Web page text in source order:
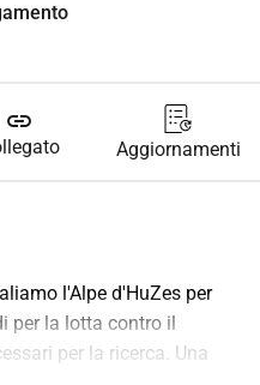
link
Aggiornamenti
l'Alpe d'HuZes per
per la lotta contro il
per la ricerca. Una